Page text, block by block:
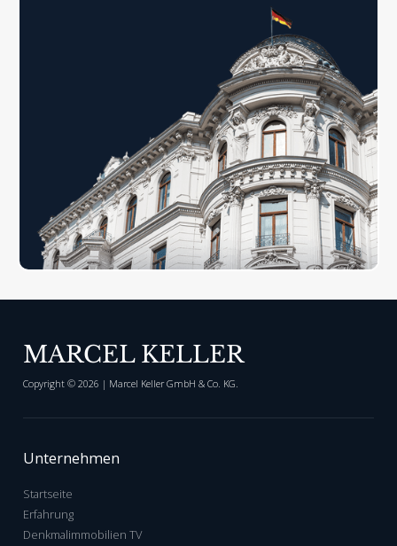
MARCEL KELLER
Copyright © 2026 | Marcel Keller GmbH & Co. KG.
Unternehmen
Startseite
Erfahrung
Denkmalimmobilien TV